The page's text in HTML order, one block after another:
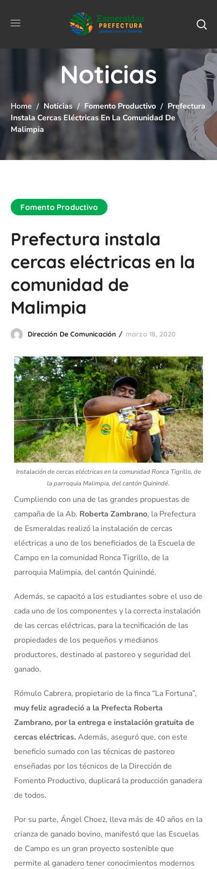
Noticias
Home Noticias Fomento Productivo
Prefectura
Instala Cercas Eléctricas En La Comunidad De
Malimpia
Fomento Productivo
Prefectura instala
cercas eléctricas en la
comunidad de
Malimpia
Dirección De Comunicación marzo 18, 2020
Instalación de cercas eléctricas en la comunidad Ronca Tigrillo, de
la parroquia Malimpia, del cantón Quinindé.
Cumpliendo con una de las grandes propuestas de
campaña de la Ab. Roberta Zambrano, la Prefectura
de Esmeraldas realizó la instalación de cercas
eléctricas a uno de los beneficiados de la Escuela de
Campo en la comunidad Ronca Tigrillo, de la
parroquia Malimpia, del cantón Quinindé.
Además, se capacitó a los estudiantes sobre el uso de
cada uno de los componentes y la correcta instalación
de las cercas eléctricas, para la tecnificación de las
propiedades de los pequeños y medianos
productores, destinado al pastoreo y seguridad del
ganado.
Rómulo Cabrera, propietario de la finca “La Fortuna”,
muy feliz agradeció a la Prefecta Roberta
Zambrano, por la entrega e instalación gratuita de
cercas eléctricas. Además, aseguró que, con este
beneficio sumado con las técnicas de pastoreo
enseñadas por los técnicos de la Dirección de
Fomento Productivo, duplicará la producción ganadera
de todos.
Por su parte, Ángel Choez, lleva más de 40 años en la
crianza de ganado bovino, manifestó que las Escuelas
de Campo es un gran proyecto sostenible que
permite al ganadero tener conocimientos modernos